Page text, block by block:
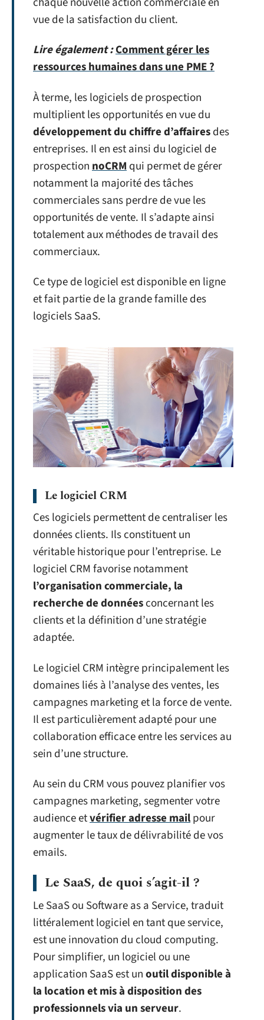
vue de la satisfaction du client.
Lire également :Comment gérer les
ressources humaines dans une PME ?
À terme, les logiciels de prospection
multiplient les opportunités en vue du
développement duchiffre d’affairesdes
entreprises. Il en est ainsi du logiciel de
prospectionnoCRMqui permet de gérer
notamment la majorité des tâches
commerciales sans perdre de vue les
opportunités de vente. Il s’adapte ainsi
totalement aux méthodes de travail des
commerciaux.
Ce type de logiciel est disponible en ligne
et fait partie de la grande famille des
logiciels SaaS.
Le logiciel CRM
Ces logiciels permettent de centraliser les
données clients. Ils constituent un
véritable historique pour l’entreprise. Le
logiciel CRM favorise notamment
l’organisation commerciale, la
recherche de donnéesconcernant les
clients et la définition d’une stratégie
adaptée.
Le logiciel CRM intègre principalement les
domaines liés à l’analyse des ventes, les
campagnes marketing et la force de vente.
Il est particulièrement adapté pour une
collaboration efficace entre les services au
sein d’une structure.
Au sein du CRM vous pouvez planifier vos
campagnes marketing, segmenter votre
audience etvérifier adresse mailpour
augmenter le taux de délivrabilité de vos
emails.
Le SaaS, de quoi s’agit-il ?
Le SaaS ou Software as a Service, traduit
littéralement logiciel en tant que service,
est une innovation du cloud computing.
Pour simplifier, un logiciel ou une
application SaaS est unoutil disponible à
la location et mis à disposition des
professionnels via un serveur.